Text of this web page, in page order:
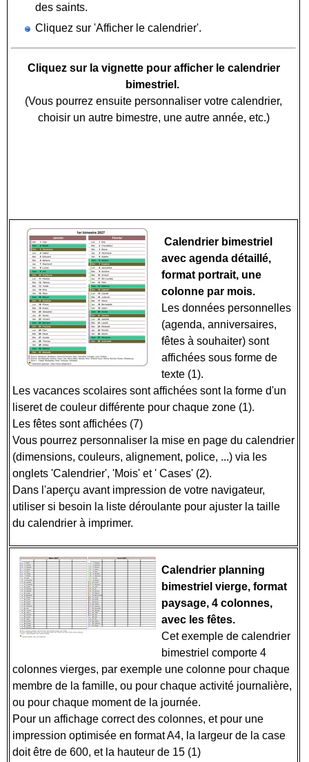
des saints.
Cliquez sur 'Afficher le calendrier'.
Cliquez sur la vignette pour afficher le calendrier
bimestriel.
(Vous pourrez ensuite personnaliser votre calendrier,
choisir un autre bimestre, une autre année, etc.)
Calendrier bimestriel
avec agenda détaillé,
format portrait, une
colonne par mois.
Les données personnelles
(agenda, anniversaires,
fêtes à souhaiter) sont
affichées sous forme de
texte (1).
Les vacances scolaires sont affichées sont la forme d'un
liseret de couleur différente pour chaque zone (1).
Les fêtes sont affichées (7)
Vous pourrez personnaliser la mise en page du calendrier
(dimensions, couleurs, alignement, police, ...) via les
onglets 'Calendrier', 'Mois' et ' Cases' (2).
Dans l'aperçu avant impression de votre navigateur,
utiliser si besoin la liste déroulante pour ajuster la taille
du calendrier à imprimer.
Calendrier planning
bimestriel vierge, format
paysage, 4 colonnes,
avec les fêtes.
Cet exemple de calendrier
bimestriel comporte 4
colonnes vierges, par exemple une colonne pour chaque
membre de la famille, ou pour chaque activité journalière,
ou pour chaque moment de la journée.
Pour un affichage correct des colonnes, et pour une
impression optimisée en format A4, la largeur de la case
doit être de 600, et la hauteur de 15 (1)